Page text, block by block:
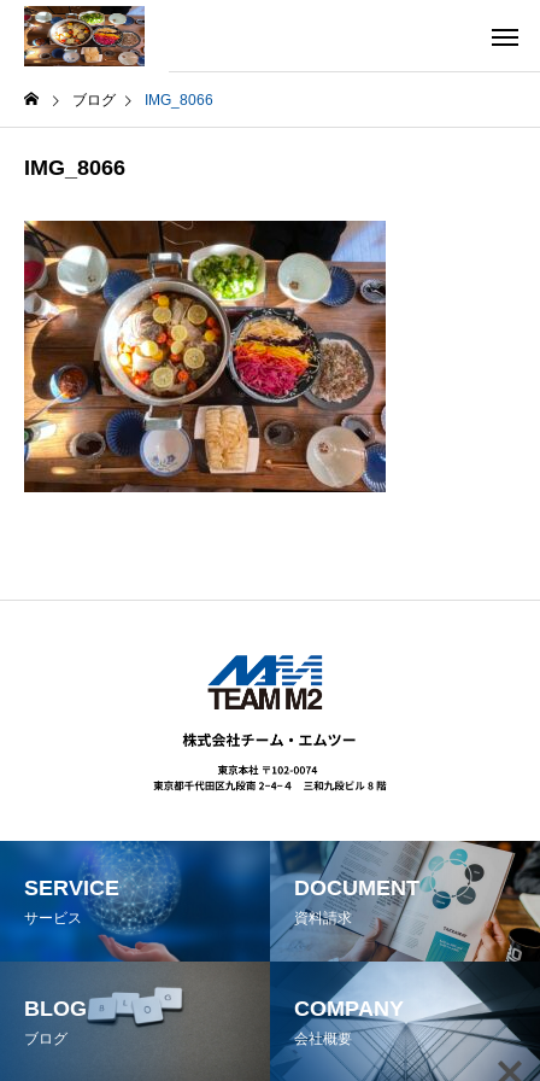
ブログ IMG_8066
IMG_8066
SERVICE
サービス
DOCUMENT
資料請求
BLOG
ブログ
COMPANY
会社概要